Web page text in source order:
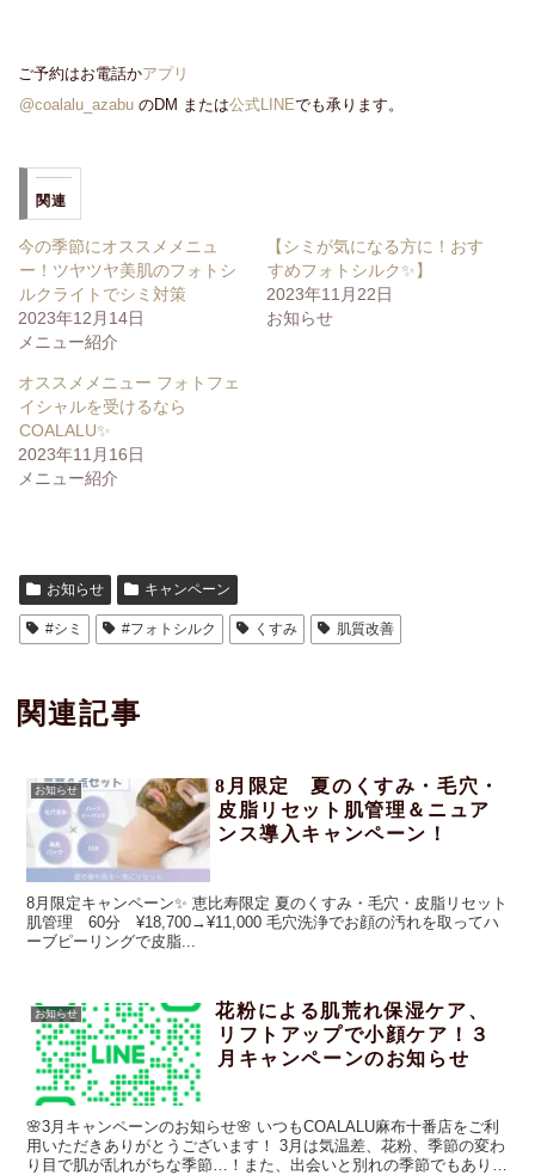
ご予約はお電話かアプリ
@coalalu_azabu のDM または公式LINEでも承ります。
関連
今の季節にオススメメニュ
ー！ツヤツヤ美肌のフォトシ
ルクライトでシミ対策
2023年12月14日
メニュー紹介
【シミが気になる方に！おす
すめフォトシルク✨】
2023年11月22日
お知らせ
オススメメニュー フォトフェ
イシャルを受けるなら
COALALU✨
2023年11月16日
メニュー紹介
お知らせ キャンペーン
#シミ #フォトシルク くすみ 肌質改善
関連記事
お知らせ
8月限定 夏のくすみ・毛穴・
皮脂リセット肌管理＆ニュア
ンス導入キャンペーン！
8月限定キャンペーン✨ 恵比寿限定 夏のくすみ・毛穴・皮脂リセット
肌管理 60分 ¥18,700→¥11,000 毛穴洗浄でお顔の汚れを取ってハ
ーブピーリングで皮脂...
お知らせ
花粉による肌荒れ保湿ケア、
リフトアップで小顔ケア！３
月キャンペーンのお知らせ
🌸3月キャンペーンのお知らせ🌸 いつもCOALALU麻布十番店をご利
用いただきありがとうございます！ 3月は気温差、花粉、季節の変わ
り目で肌が乱れがちな季節…！また、出会いと別れの季節でもありま